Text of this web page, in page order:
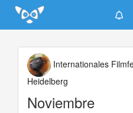
Update cookies preferences
Internationales
Heidelberg
Noviembre